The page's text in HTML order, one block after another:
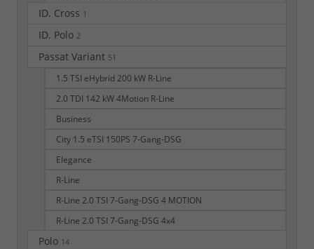
ID. Cross 1
ID. Polo 2
Passat Variant 51
1.5 TSI eHybrid 200 kW R-Line
2.0 TDI 142 kW 4Motion R-Line
Business
City 1.5 eTSI 150PS 7-Gang-DSG
Elegance
R-Line
R-Line 2.0 TSI 7-Gang-DSG 4 MOTION
R-Line 2.0 TSI 7-Gang-DSG 4x4
Polo 14